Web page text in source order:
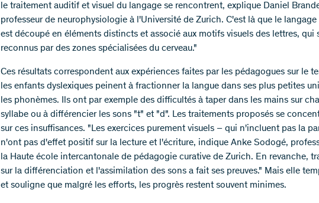
le traitement auditif et visuel du langage se rencontrent, explique Daniel
professeur de neurophysiologie à l'Université de Zurich. C'est là que le langage
est découpé en éléments distincts et associé aux motifs visuels des lettres, qui
reconnus par des zones spécialisées du cerveau."
Ces résultats correspondent aux expériences faites par les pédagogues sur le
les enfants dyslexiques peinent à fractionner la langue dans ses plus petites
les phonèmes. Ils ont par exemple des difficultés à taper dans les mains sur
syllabe ou à différencier les sons "t" et "d". Les traitements proposés se
sur ces insuffisances. "Les exercices purement visuels – qui n'incluent pas la
n'ont pas d'effet positif sur la lecture et l'écriture, indique Anke Sodogé,
la Haute école intercantonale de pédagogie curative de Zurich. En revanche,
sur la différenciation et l'assimilation des sons a fait ses preuves." Mais elle
et souligne que malgré les efforts, les progrès restent souvent minimes.